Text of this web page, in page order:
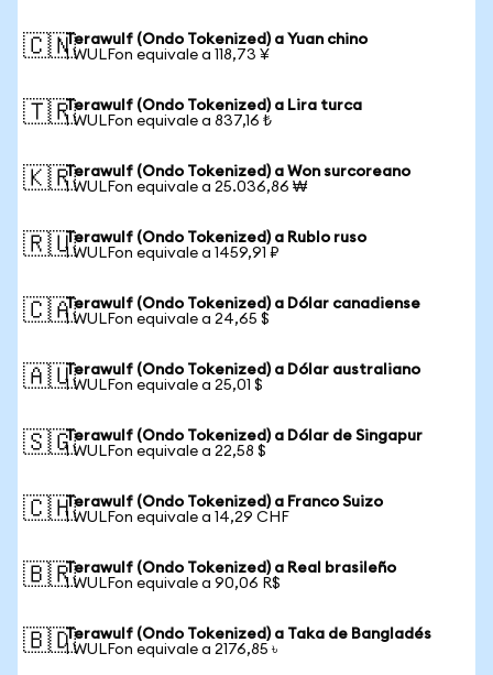
🇨🇳Terawulf (Ondo Tokenized) a Yuan chino
1 WULFon equivale a 118,73 ¥
🇹🇷Terawulf (Ondo Tokenized) a Lira turca
1 WULFon equivale a 837,16 ₺
🇰🇷Terawulf (Ondo Tokenized) a Won surcoreano
1 WULFon equivale a 25.036,86 ₩
🇷🇺Terawulf (Ondo Tokenized) a Rublo ruso
1 WULFon equivale a 1459,91 ₽
🇨🇦Terawulf (Ondo Tokenized) a Dólar canadiense
1 WULFon equivale a 24,65 $
🇦🇺Terawulf (Ondo Tokenized) a Dólar australiano
1 WULFon equivale a 25,01 $
🇸🇬Terawulf (Ondo Tokenized) a Dólar de Singapur
1 WULFon equivale a 22,58 $
🇨🇭Terawulf (Ondo Tokenized) a Franco Suizo
1 WULFon equivale a 14,29 CHF
🇧🇷Terawulf (Ondo Tokenized) a Real brasileño
1 WULFon equivale a 90,06 R$
🇧🇩Terawulf (Ondo Tokenized) a Taka de Bangladés
1 WULFon equivale a 2176,85 ৳